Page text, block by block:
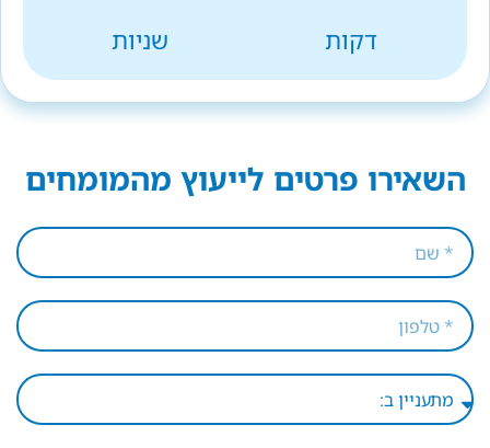
דקות
שניות
השאירו פרטים לייעוץ מהמומחים